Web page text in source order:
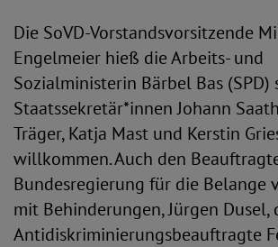
Die SoVD-Vorstandsvorsitzende
Engelmeier hieß die Arbeits- und
Sozialministerin Bärbel Bas (SPD)
Staatssekretär*innen Johann
Träger, Katja Mast und Kerstin
willkommen. Auch den
Bundesregierung für die Belange
mit Behinderungen, Jürgen Dusel,
Antidiskriminierungsbeauftragte